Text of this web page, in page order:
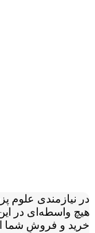
در نیازمندی علوم
هیچ واسطه‌ای در
خرید و فروشِ شما